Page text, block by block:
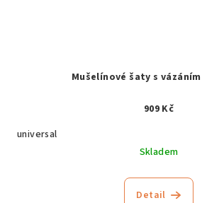
Mušelínové šaty s vázáním
909 Kč
universal
Skladem
Detail